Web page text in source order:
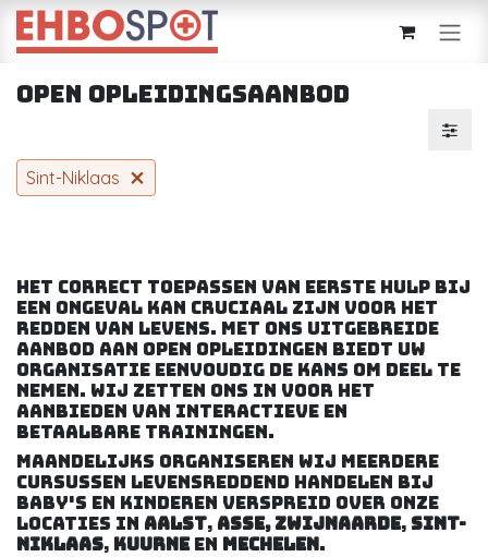
Overslaan naar inhoud
Open opleidingsaanbod
Sint-Niklaas
Het correct toepassen van eerste hulp bij
een ongeval kan cruciaal zijn voor het
redden van levens. Met ons uitgebreide
aanbod aan open opleidingen biedt uw
organisatie eenvoudig de kans om deel te
nemen. Wij zetten ons in voor het
aanbieden van interactieve en
betaalbare trainingen.
Maandelijks organiseren wij meerdere
cursussen levensreddend handelen bij
baby's en kinderen verspreid over onze
locaties in Aalst, Asse, Zwijnaarde, Sint-
Niklaas, Kuurneen Mechelen.